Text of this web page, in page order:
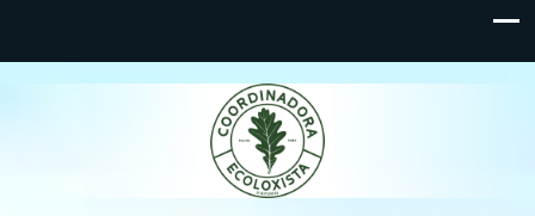
Coordinadora Ecoloxista
d'Asturies